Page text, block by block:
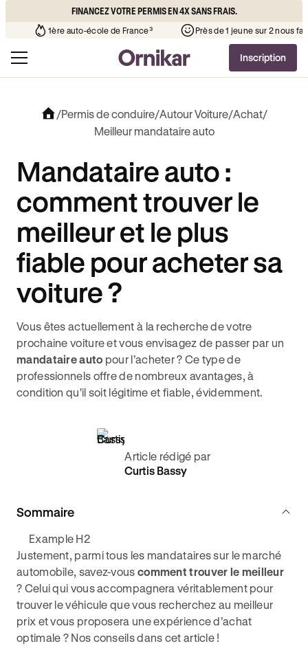
FINANCEZ VOTRE PERMIS EN 4X SANS FRAIS.
école de votre quartier¹ 1ère auto-école de France³ Près
Inscription
/Permis de conduire/Autour Voiture/Achat/
Meilleur mandataire auto
Mandataire auto :
comment trouver le
meilleur et le plus
fiable pour acheter sa
voiture ?
Vous êtes actuellement à la recherche de votre
prochaine voiture et vous envisagez de passer par un
mandataire auto pour l’acheter ? Ce type de
professionnels offre de nombreux avantages, à
condition qu'il soit légitime et fiable, évidemment.
Article rédigé par
Curtis Bassy
Sommaire
Example H2
Justement, parmi tous les mandataires sur le marché
automobile, savez-vous comment trouver le meilleur
? Celui qui vous accompagnera véritablement pour
trouver le véhicule que vous recherchez au meilleur
prix et vous proposera une expérience d’achat
optimale ? Nos conseils dans cet article !